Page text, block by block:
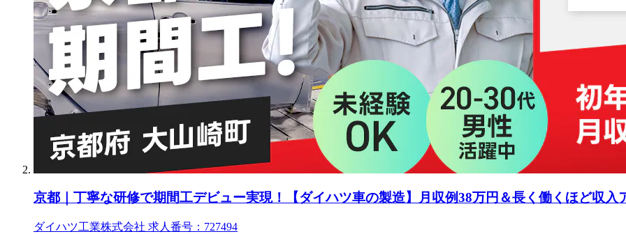
京都｜丁寧な研修で期間工デビュー実現！【ダイハツ車の製造】月収例38万円＆長く働くほど収
ダイハツ工業株式会社 求人番号：727494